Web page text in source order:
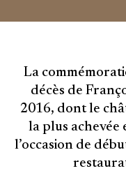
La
décès de
2016, dont le
la plus achevée
l’occasion de